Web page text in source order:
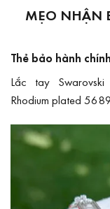
MẸO NHẬN
Thẻ bảo hành
Lắc tay
Rhodium plated